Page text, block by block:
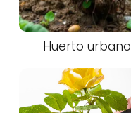
Huerto urbano